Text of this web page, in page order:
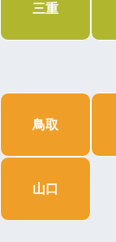
三重
鳥取
山口